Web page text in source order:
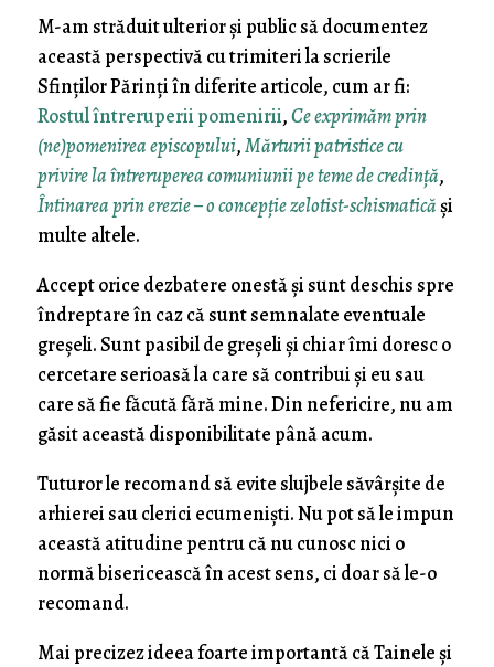
M-am străduit ulterior și public să documentez
această perspectivă cu trimiteri la scrierile
Sfinților Părinți în diferite articole, cum ar fi:
Rostul întreruperii pomenirii,Ce exprimăm prin
(ne)pomenirea episcopului,Mărturii patristice cu
privire la întreruperea comuniunii pe teme de credință,
Întinarea prin erezie – o concepție zelotist-schismaticăși
multe altele.
Accept orice dezbatere onestă și sunt deschis spre
îndreptare în caz că sunt semnalate eventuale
greșeli. Sunt pasibil de greșeli și chiar îmi doresc o
cercetare serioasă la care să contribui și eu sau
care să fie făcută fără mine. Din nefericire, nu am
găsit această disponibilitate până acum.
Tuturor le recomand să evite slujbele săvârșite de
arhierei sau clerici ecumeniști. Nu pot să le impun
această atitudine pentru că nu cunosc nici o
normă bisericească în acest sens, ci doar să le-o
recomand.
Mai precizez ideea foarte importantă că Tainele și